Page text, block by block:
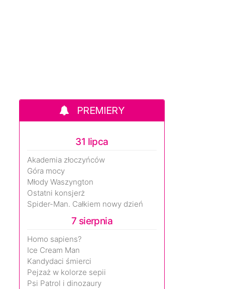
PREMIERY
31 lipca
Akademia złoczyńców
Góra mocy
Młody Waszyngton
Ostatni konsjerż
Spider-Man. Całkiem nowy dzień
7 sierpnia
Homo sapiens?
Ice Cream Man
Kandydaci śmierci
Pejzaż w kolorze sepii
Psi Patrol i dinozaury